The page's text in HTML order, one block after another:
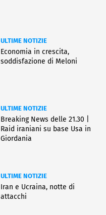
ULTIME NOTIZIE
Economia in crescita,
soddisfazione di Meloni
ULTIME NOTIZIE
Breaking News delle 21.30 |
Raid iraniani su base Usa in
Giordania
ULTIME NOTIZIE
Iran e Ucraina, notte di
attacchi